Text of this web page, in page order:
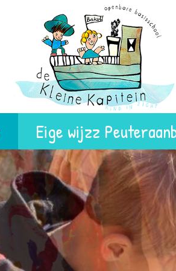
Eige wijzz